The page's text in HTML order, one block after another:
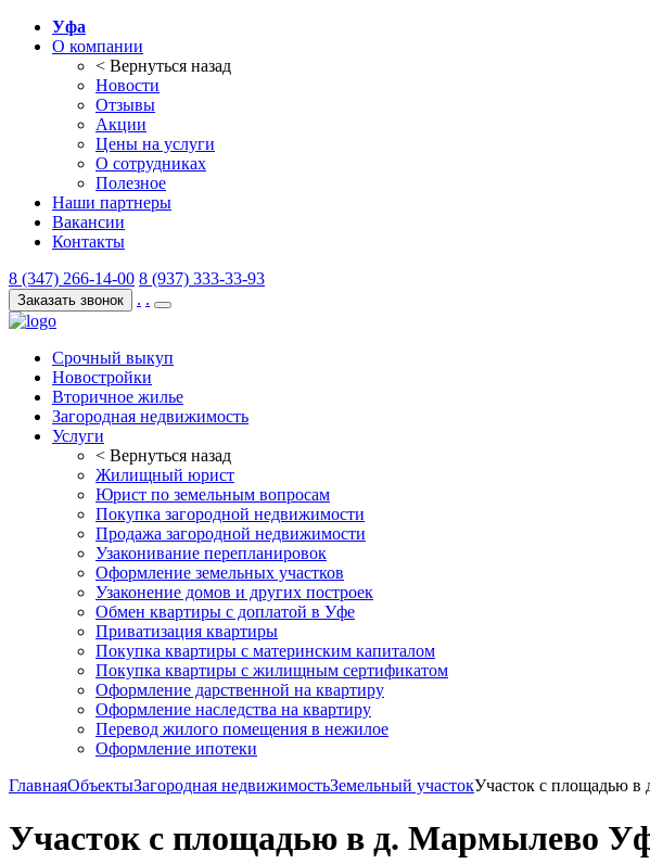
Уфа
О компании
< Вернуться назад
Новости
Отзывы
Акции
Цены на услуги
О сотрудниках
Полезное
Наши партнеры
Вакансии
Контакты
8 (347) 266-14-00 8 (937) 333-33-93
Заказать звонок . .
Срочный выкуп
Новостройки
Вторичное жилье
Загородная недвижимость
Услуги
< Вернуться назад
Жилищный юрист
Юрист по земельным вопросам
Покупка загородной недвижимости
Продажа загородной недвижимости
Узаконивание перепланировок
Оформление земельных участков
Узаконение домов и других построек
Обмен квартиры с доплатой в Уфе
Приватизация квартиры
Покупка квартиры с материнским капиталом
Покупка квартиры с жилищным сертификатом
Оформление дарственной на квартиру
Оформление наследства на квартиру
Перевод жилого помещения в нежилое
Оформление ипотеки
ГлавнаяОбъектыЗагородная недвижимостьЗемельный участокУчасток с площадью
Участок с площадью в д. Мармылево